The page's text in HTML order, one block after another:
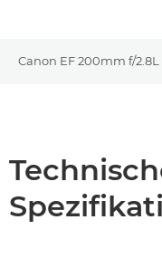
Canon EF 200mm f/2.8L